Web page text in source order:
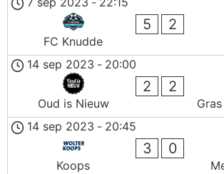
FC Knudde
5 2
14 sep 2023 - 20:00
Oud is Nieuw
2 2
14 sep 2023 - 20:45
Koops
3 0